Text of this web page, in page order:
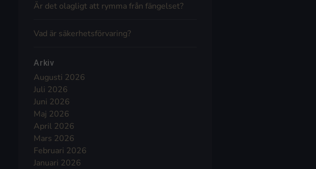
Är det olagligt att rymma från fängelset?
Vad är säkerhetsförvaring?
Arkiv
Augusti 2026
Juli 2026
Juni 2026
Maj 2026
April 2026
Mars 2026
Februari 2026
Januari 2026